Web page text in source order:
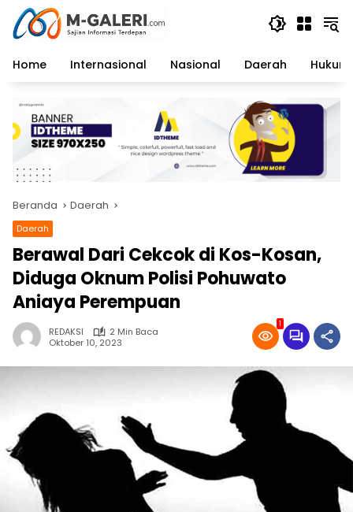
Langsung
konten
Home
Internasional Nasional Daerah
Beranda Daerah
Daerah
Berawal Dari Cekcok di Kos-Kosan,
Diduga Oknum Polisi Pohuwato
Aniaya Perempuan
REDAKSI
2 Min Baca
Oktober 10, 2023
1